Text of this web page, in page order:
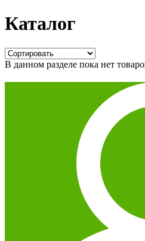
Каталог
В данном разделе пока нет